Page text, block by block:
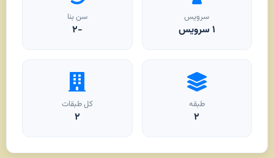
سرویس
۱ سرویس
سن بنا
-۲
طبقه
۲
کل طبقات
۲